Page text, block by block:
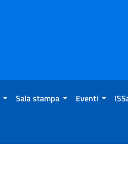
Sala stampa Eventi